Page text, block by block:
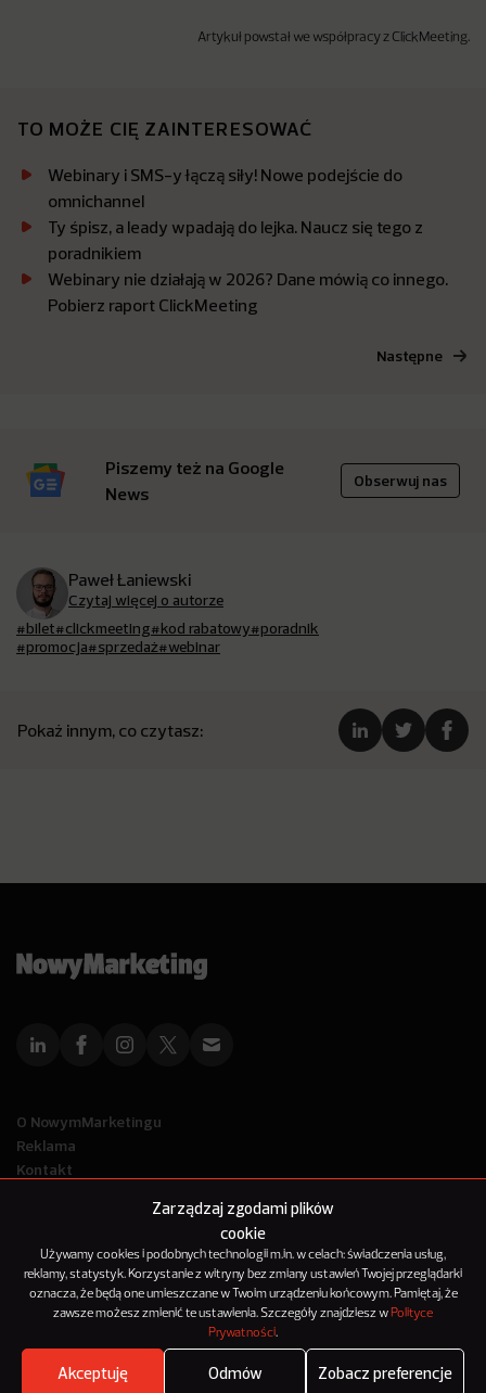
Zarządzaj zgodami plików
cookie
Używamy cookies i podobnych technologii m.in. w celach: świadczenia usług,
reklamy, statystyk. Korzystanie z witryny bez zmiany ustawień Twojej przeglądarki
oznacza, że będą one umieszczane w Twoim urządzeniu końcowym. Pamiętaj, że
zawsze możesz zmienić te ustawienia. Szczegóły znajdziesz w Polityce
Prywatności.
Akceptuję Odmów Zobacz preferencje
PARTNER MERYTORYCZNY DZIAŁU
Artykuł powstał we współpracy z ClickMeeting.
TO MOŻE CIĘ ZAINTERESOWAĆ
Webinary i SMS-y łączą siły! Nowe podejście do
omnichannel
Ty śpisz, a leady wpadają do lejka. Naucz się tego z
poradnikiem
Webinary nie działają w 2026? Dane mówią co innego.
Pobierz raport ClickMeeting
Następne
Piszemy też na Google
News
Obserwuj nas
Paweł Łaniewski
Czytaj więcej o autorze
#bilet#clickmeeting#kod rabatowy#poradnik
#promocja#sprzedaż#webinar
Pokaż innym, co czytasz:
Where's the beef?
O NowymMarketingu
Reklama
Kontakt
© 2012-2025
NowyMarketing jest marką 143Media Sp. z o.o.